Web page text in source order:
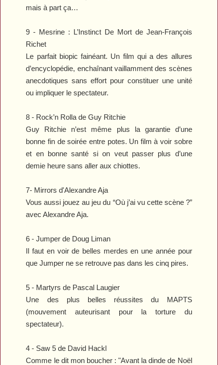
mais à part ça…
9 - Mesrine : L’Instinct De Mortde Jean-François
Richet
Le parfait biopic fainéant. Un film qui a des allures
d’encyclopédie, enchaînant vaillamment des scènes
anecdotiques sans effort pour constituer une unité
ou impliquer le spectateur.
8 - Rock’n Rolla de Guy Ritchie
Guy Ritchie n’est même plus la garantie d’une
bonne fin de soirée entre potes. Un film à voir sobre
et en bonne santé si on veut passer plus d’une
demie heure sans aller aux chiottes.
7- Mirrors d'Alexandre Aja
Vous aussi jouez au jeu du “Où j’ai vu cette scène ?”
avec Alexandre Aja.
6 -Jumper de Doug Liman
Il faut en voir de belles merdes en une année pour
queJumper ne se retrouve pas dans les cinq pires.
5 - Martyrs de Pascal Laugier
Une des plus belles réussites du MAPTS
(mouvement auteurisant pour la torture du
spectateur).
4 - Saw 5 de David Hackl
Comme le dit mon boucher : "Avant la dinde de Noël